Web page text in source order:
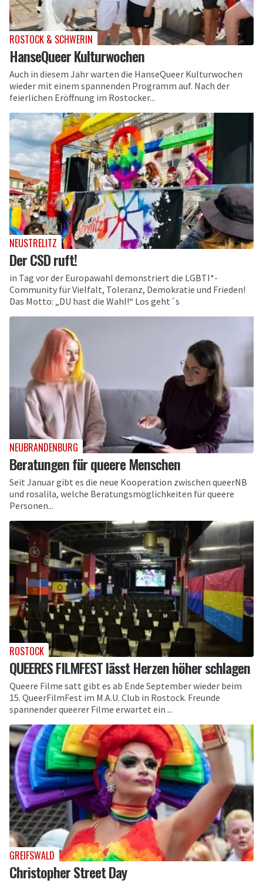
ROSTOCK & SCHWERIN
HanseQueer Kulturwochen
Auch in diesem Jahr warten die HanseQueer Kulturwochen
wieder mit einem spannenden Programm auf. Nach der
feierlichen Eröffnung im Rostocker...
NEUSTRELITZ
Der CSD ruft!
in Tag vor der Europawahl demonstriert die LGBTI*-
Community für Vielfalt, Toleranz, Demokratie und Frieden!
Das Motto: „DU hast die Wahl!“ Los geht´s
NEUBRANDENBURG
Beratungen für queere Menschen
Seit Januar gibt es die neue Kooperation zwischen queerNB
und rosalila, welche Beratungsmöglichkeiten für queere
Personen...
ROSTOCK
QUEERES FILMFEST lässt Herzen höher schlagen
Queere Filme satt gibt es ab Ende September wieder beim
15. QueerFilmFest im M.A.U. Club in Rostock. Freunde
spannender queerer Filme erwartet ein ...
GREIFSWALD
Christopher Street Day